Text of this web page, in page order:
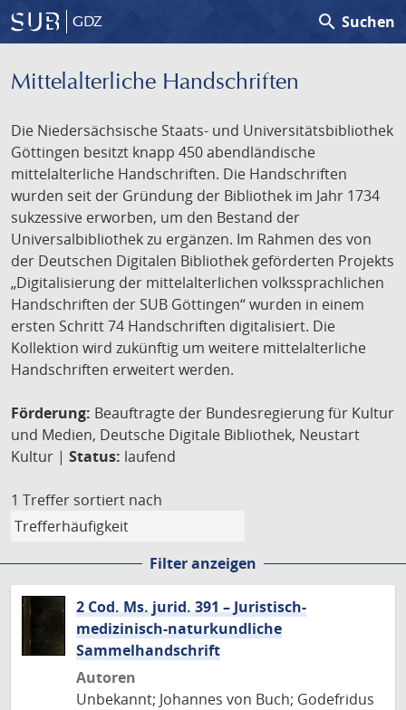
GDZ search Suchen
Mittelalterliche Handschriften
Die Niedersächsische Staats- und Universitätsbibliothek
Göttingen besitzt knapp 450 abendländische
mittelalterliche Handschriften. Die Handschriften
wurden seit der Gründung der Bibliothek im Jahr 1734
sukzessive erworben, um den Bestand der
Universalbibliothek zu ergänzen. Im Rahmen des von
der Deutschen Digitalen Bibliothek geförderten Projekts
„Digitalisierung der mittelalterlichen volkssprachlichen
Handschriften der SUB Göttingen“ wurden in einem
ersten Schritt 74 Handschriften digitalisiert. Die
Kollektion wird zukünftig um weitere mittelalterliche
Handschriften erweitert werden.
Förderung: Beauftragte der Bundesregierung für Kultur
und Medien, Deutsche Digitale Bibliothek, Neustart
Kultur | Status: laufend
1 Treffer sortiert nach
Filter anzeigen
2 Cod. Ms. jurid. 391 – Juristisch-
medizinisch-naturkundliche
Sammelhandschrift
Autoren
Unbekannt; Johannes von Buch; Godefridus